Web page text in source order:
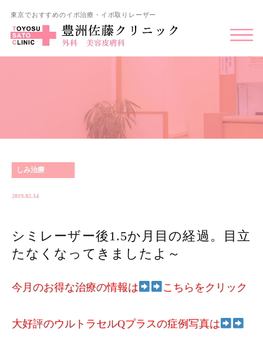
東京でおすすめのイボ治療・イボ取りレーザー
しみ治療
2019.02.14
シミレーザー後1.5か月目の経過。目立
たなくなってきましたよ～
今月のお得な治療の情報は こちらをクリック
大好評のウルトラセルQプラスの症例写真は